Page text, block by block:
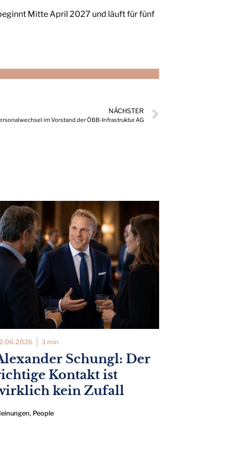
Mitte April 2027 und läuft für fünf
NÄCHSTER
im Vorstand der ÖBB-Infrastruktur AG
3 min
Schungl: Der
Kontakt ist
kein Zufall
, People